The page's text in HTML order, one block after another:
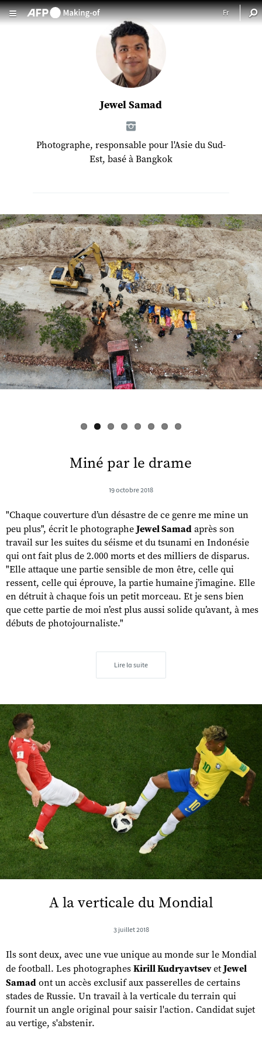
Jewel Samad
Photographe, responsable pour l'Asie du Sud-
Est, basé à Bangkok
Miné par le drame
19 octobre 2018
"Chaque couverture d’un désastre de ce genre me mine un
peu plus", écrit le photographe Jewel Samad après son
travail sur les suites du séisme et du tsunami en Indonésie
qui ont fait plus de 2.000 morts et des milliers de disparus.
"Elle attaque une partie sensible de mon être, celle qui
ressent, celle qui éprouve, la partie humaine j’imagine. Elle
en détruit à chaque fois un petit morceau. Et je sens bien
que cette partie de moi n’est plus aussi solide qu’avant, à mes
débuts de photojournaliste."
Lire la suite
A la verticale du Mondial
3 juillet 2018
Ils sont deux, avec une vue unique au monde sur le Mondial
de football. Les photographes Kirill Kudryavtsevet Jewel
Samad ont un accès exclusif aux passerelles de certains
stades de Russie. Un travail à la verticale du terrain qui
fournit un angle original pour saisir l'action. Candidat sujet
au vertige, s'abstenir.